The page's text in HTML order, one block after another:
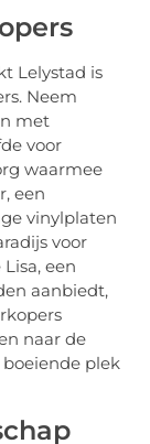
Lelystad is
Neem
met
voor
waarmee
een
vinylplaten
voor
een
aanbiedt,
naar de
plek